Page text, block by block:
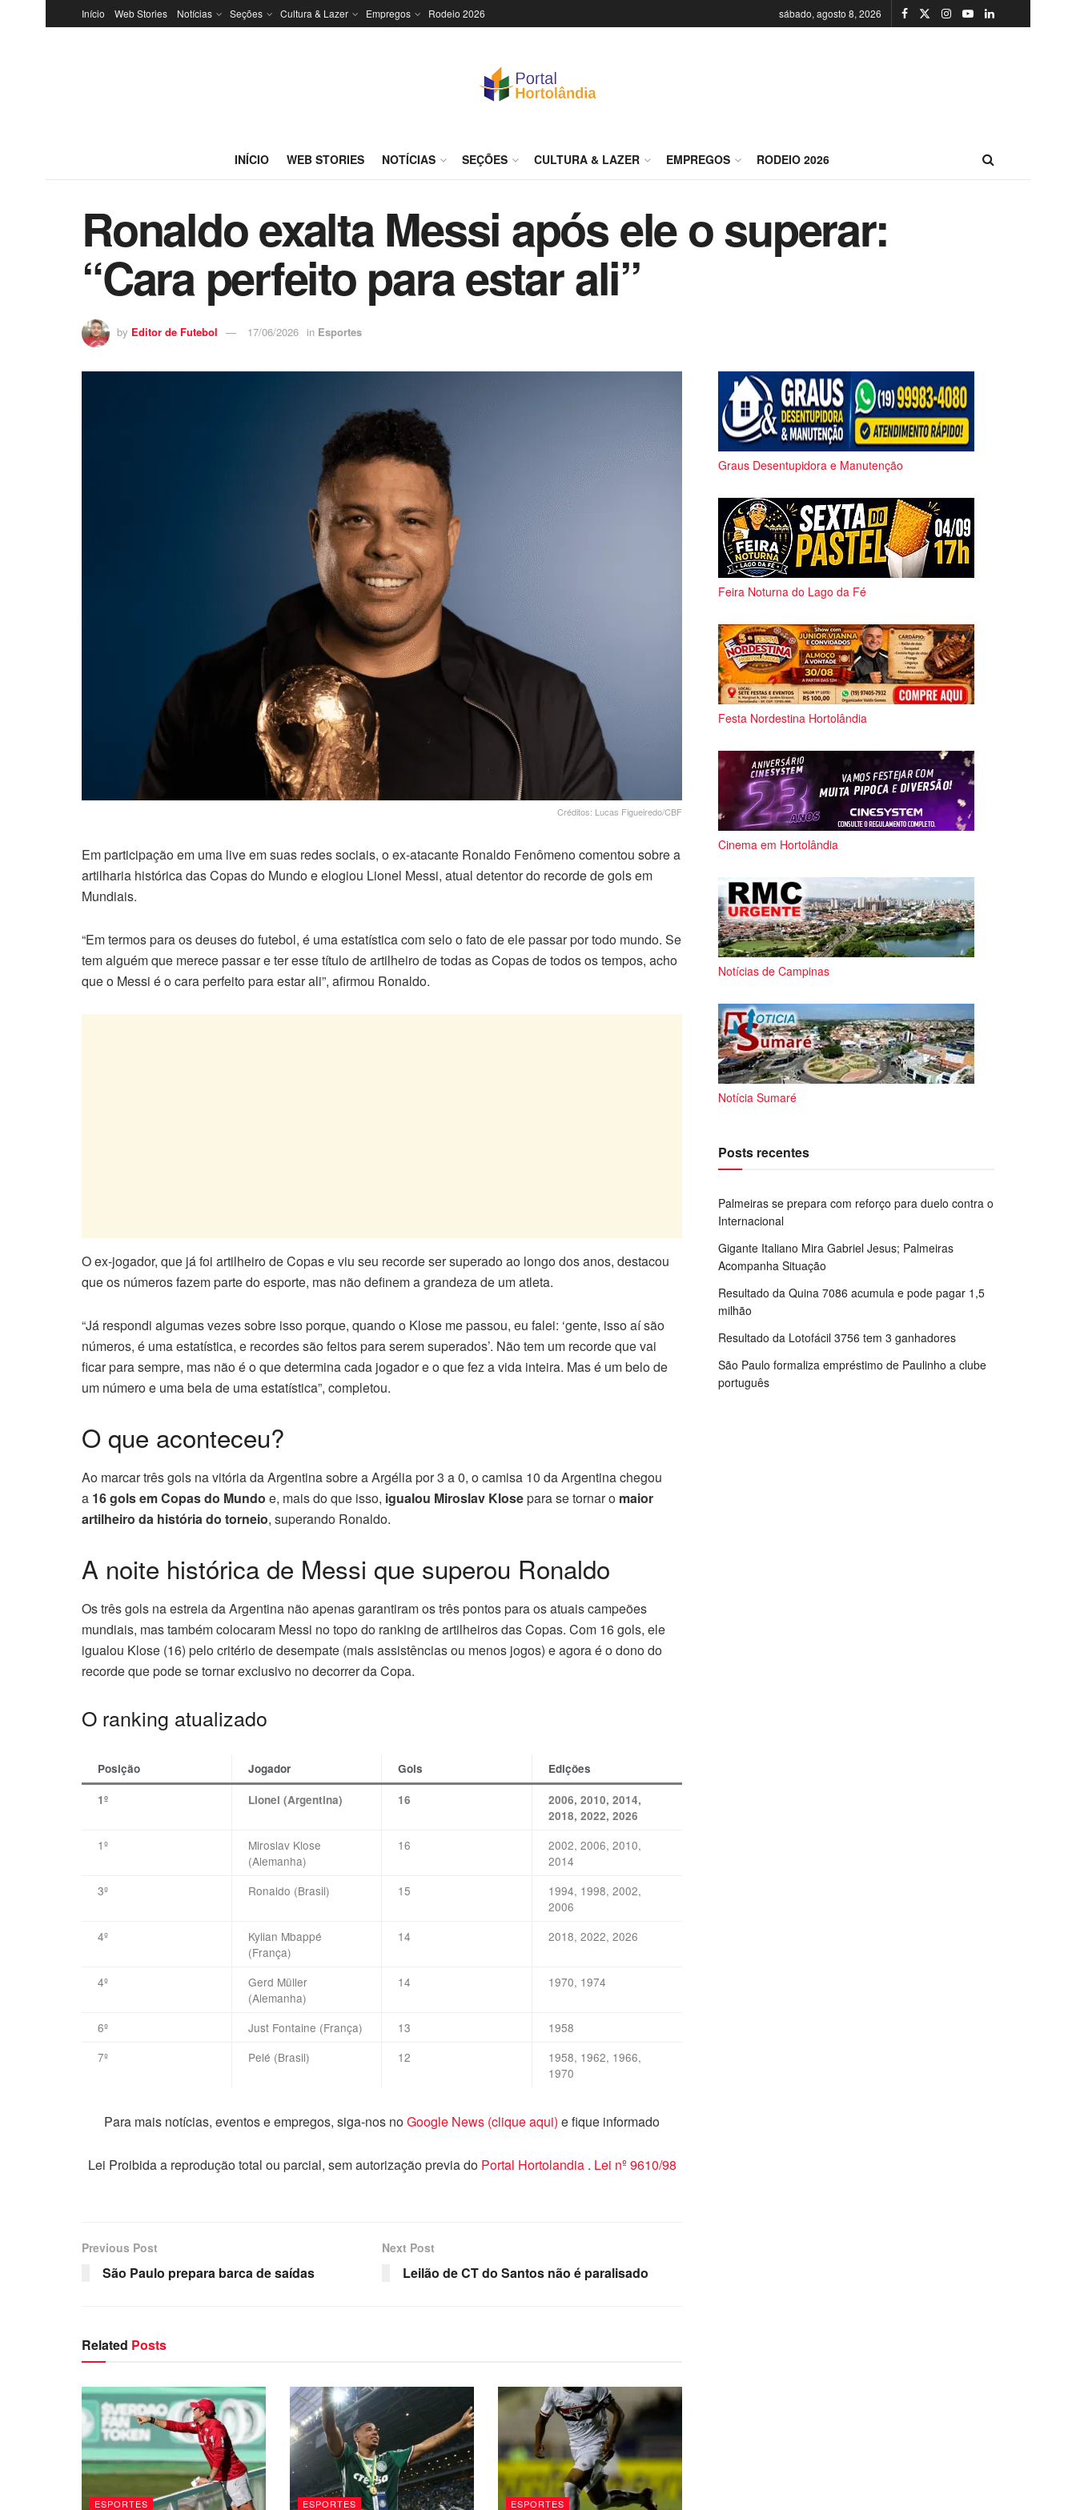
Início Web Stories Notícias Seções Cultura & Lazer Empregos Rodeio 2026 sábado, agosto 8, 2026
INÍCIO WEB STORIES NOTÍCIAS SEÇÕES CULTURA & LAZER EMPREGOS RODEIO 2026
Ronaldo exalta Messi após ele o superar:
“Cara perfeito para estar ali”
by Editor de Futebol 17/06/2026 in Esportes
Créditos: Lucas Figueiredo/CBF
Em participação em uma live em suas redes sociais, o ex-atacante Ronaldo Fenômeno comentou sobre a
artilharia histórica das Copas do Mundo e elogiou Lionel Messi, atual detentor do recorde de gols em
Mundiais.
“Em termos para os deuses do futebol, é uma estatística com selo o fato de ele passar por todo mundo. Se
tem alguém que merece passar e ter esse título de artilheiro de todas as Copas de todos os tempos, acho
que o Messi é o cara perfeito para estar ali”, afirmou Ronaldo.
O ex-jogador, que já foi artilheiro de Copas e viu seu recorde ser superado ao longo dos anos, destacou
que os números fazem parte do esporte, mas não definem a grandeza de um atleta.
“Já respondi algumas vezes sobre isso porque, quando o Klose me passou, eu falei: ‘gente, isso aí são
números, é uma estatística, e recordes são feitos para serem superados’. Não tem um recorde que vai
ficar para sempre, mas não é o que determina cada jogador e o que fez a vida inteira. Mas é um belo de
um número e uma bela de uma estatística”, completou.
O que aconteceu?
Ao marcar três gols na vitória da Argentina sobre a Argélia por 3 a 0, o camisa 10 da Argentina chegou
a 16 gols em Copas do Mundo e, mais do que isso, igualou Miroslav Klosepara se tornar o maior
artilheiro da história do torneio, superando Ronaldo.
A noite histórica de Messi que superou Ronaldo
Os três gols na estreia da Argentina não apenas garantiram os três pontos para os atuais campeões
mundiais, mas também colocaram Messi no topo do ranking de artilheiros das Copas. Com 16 gols, ele
igualou Klose (16) pelo critério de desempate (mais assistências ou menos jogos) e agora é o dono do
recorde que pode se tornar exclusivo no decorrer da Copa.
O ranking atualizado
Posição Jogador Gols Edições
1º Lionel (Argentina) 16
2006, 2010, 2014,
2018, 2022, 2026
1º
Miroslav Klose
(Alemanha)
16
2002, 2006, 2010,
2014
3º
Ronaldo (Brasil) 15
1994, 1998, 2002,
2006
4º
Kylian Mbappé
(França)
14 2018, 2022, 2026
4º
Gerd Müller
(Alemanha)
14 1970, 1974
6º Just Fontaine (França) 13
1958
7º
Pelé (Brasil) 12
1958, 1962, 1966,
1970
Para mais notícias, eventos e empregos, siga-nos noGoogle News (clique aqui) e fique informado
Lei Proibida a reprodução total ou parcial, sem autorização previa do Portal Hortolandia . Lei nº 9610/98
Previous Post
São Paulo prepara barca de saídas
Next Post
Leilão de CT do Santos não é paralisado
Related Posts
ESPORTES ESPORTES ESPORTES
Graus Desentupidora e Manutenção
Feira Noturna do Lago da Fé
Festa Nordestina Hortolândia
Cinema em Hortolândia
Notícias de Campinas
Notícia Sumaré
Posts recentes
Palmeiras se prepara com reforço para duelo contra o
Internacional
Gigante Italiano Mira Gabriel Jesus; Palmeiras
Acompanha Situação
Resultado da Quina 7086 acumula e pode pagar 1,5
milhão
Resultado da Lotofácil 3756 tem 3 ganhadores
São Paulo formaliza empréstimo de Paulinho a clube
português